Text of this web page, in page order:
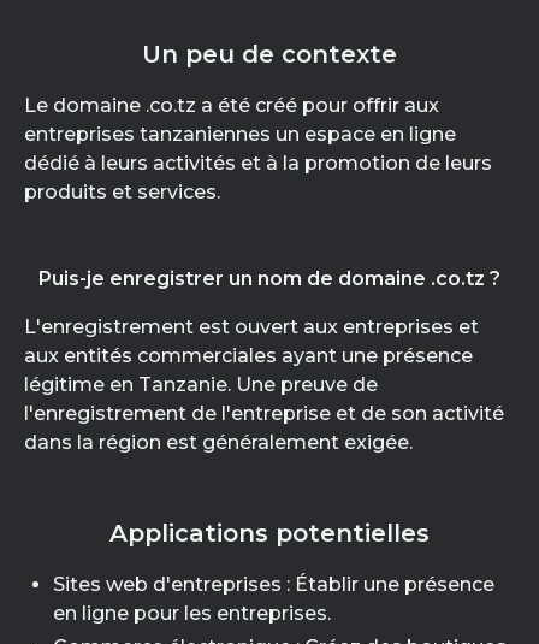
Un peu de contexte
Le domaine .co.tz a été créé pour offrir aux
entreprises tanzaniennes un espace en ligne
dédié à leurs activités et à la promotion de leurs
produits et services.
Puis-je enregistrer un nom de domaine .co.tz ?
L'enregistrement est ouvert aux entreprises et
aux entités commerciales ayant une présence
légitime en Tanzanie. Une preuve de
l'enregistrement de l'entreprise et de son activité
dans la région est généralement exigée.
Applications potentielles
Sites web d'entreprises : Établir une présence
en ligne pour les entreprises.